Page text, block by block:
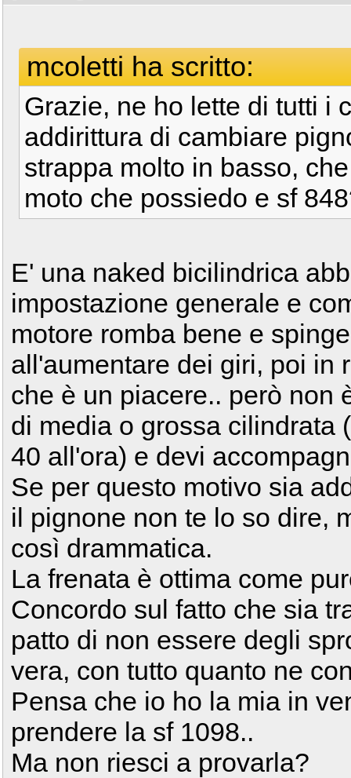
mcoletti ha scritto:
Grazie, ne ho lette di tutti i
addirittura di cambiare
strappa molto in basso,
moto che possiedo e sf
E' una naked bicilindrica
impostazione generale e
motore romba bene e
all'aumentare dei giri, poi in
che è un piacere.. però non
di media o grossa cilindrata
40 all'ora) e devi
Se per questo motivo sia
il pignone non te lo so dire,
così drammatica.
La frenata è ottima come
Concordo sul fatto che sia
patto di non essere degli
vera, con tutto quanto ne
Pensa che io ho la mia in
prendere la sf 1098..
Ma non riesci a provarla?